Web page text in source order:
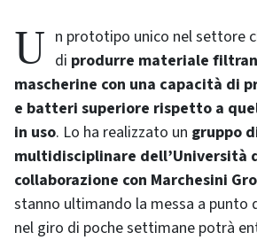
Un prototipo unico nel settore che permette di produrre materiale
mascherine con una capacità di
e batteri superiore rispetto a
in uso. Lo ha realizzato un gruppo
multidisciplinare dell’Università
collaborazione con Marchesini
stanno ultimando la messa a punto
nel giro di poche settimane potrà